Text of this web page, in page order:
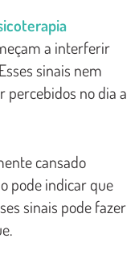
a interferir
sinais nem
percebidos no dia a
cansado
pode indicar que
sinais pode fazer